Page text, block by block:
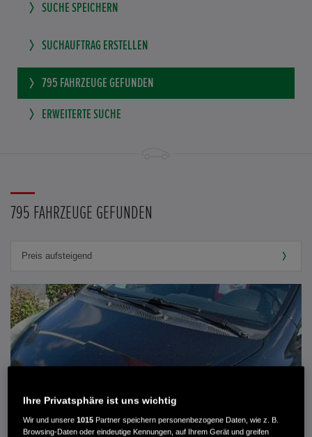
SUCHE SPEICHERN
SUCHAUFTRAG ERSTELLEN
795 FAHRZEUGE GEFUNDEN
ERWEITERTE SUCHE
795 FAHRZEUGE GEFUNDEN
Ihre Privatsphäre ist uns wichtig
Wir und unsere1015 Partner speichern personenbezogene Daten, wie z. B.
Browsing-Daten oder eindeutige Kennungen, auf Ihrem Gerät und greifen